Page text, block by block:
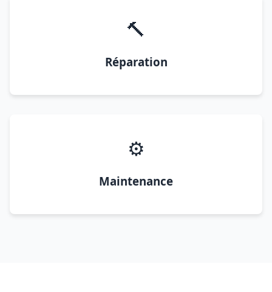
🔨
Réparation
⚙️
Maintenance